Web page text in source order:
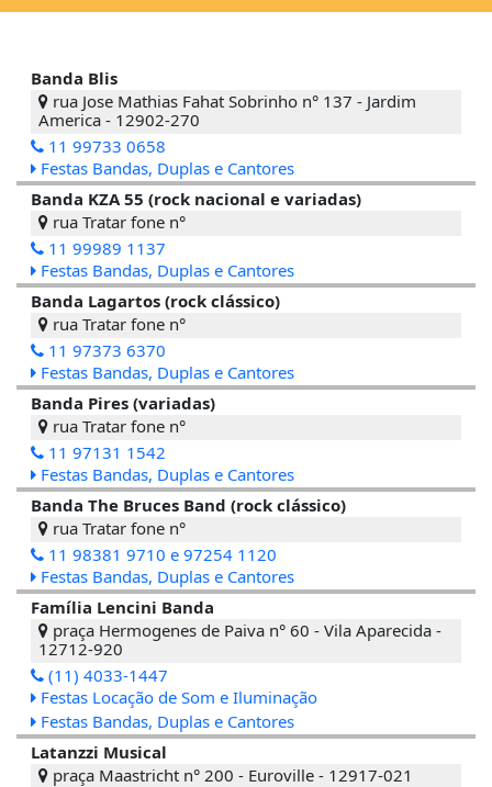
Banda Blis
rua Jose Mathias Fahat Sobrinho n° 137 - Jardim
America - 12902-270
11 99733 0658
Festas Bandas, Duplas e Cantores
Banda KZA 55 (rock nacional e variadas)
rua Tratar fone n°
11 99989 1137
Festas Bandas, Duplas e Cantores
Banda Lagartos (rock clássico)
rua Tratar fone n°
11 97373 6370
Festas Bandas, Duplas e Cantores
Banda Pires (variadas)
rua Tratar fone n°
11 97131 1542
Festas Bandas, Duplas e Cantores
Banda The Bruces Band (rock clássico)
rua Tratar fone n°
11 98381 9710 e 97254 1120
Festas Bandas, Duplas e Cantores
Família Lencini Banda
praça Hermogenes de Paiva n° 60 - Vila Aparecida -
12712-920
(11) 4033-1447
Festas Locação de Som e Iluminação
Festas Bandas, Duplas e Cantores
Latanzzi Musical
praça Maastricht n° 200 - Euroville - 12917-021